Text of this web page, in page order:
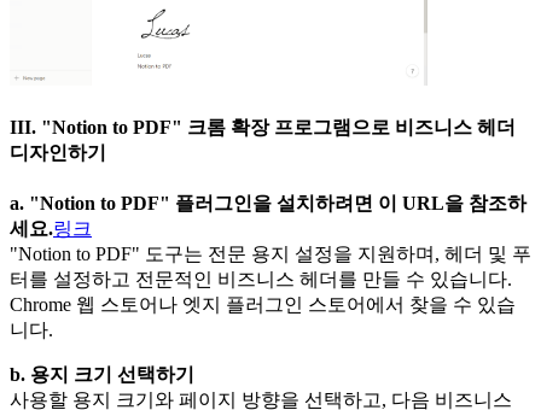
III. "Notion to PDF" 크롬 확장 프로그램으로 비즈니스 헤더
디자인하기
a. "Notion to PDF" 플러그인을 설치하려면 이 URL을 참조하
세요.링크
"Notion to PDF" 도구는 전문 용지 설정을 지원하며, 헤더 및 푸
터를 설정하고 전문적인 비즈니스 헤더를 만들 수 있습니다.
Chrome 웹 스토어나 엣지 플러그인 스토어에서 찾을 수 있습
니다.
b. 용지 크기 선택하기
사용할 용지 크기와 페이지 방향을 선택하고, 다음 비즈니스